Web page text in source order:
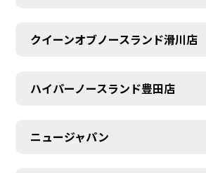
クイーンオブノースランド滑川店
ハイパーノースランド豊田店
ニュージャパン